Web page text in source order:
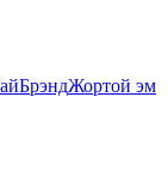
БрэндЖортой эм